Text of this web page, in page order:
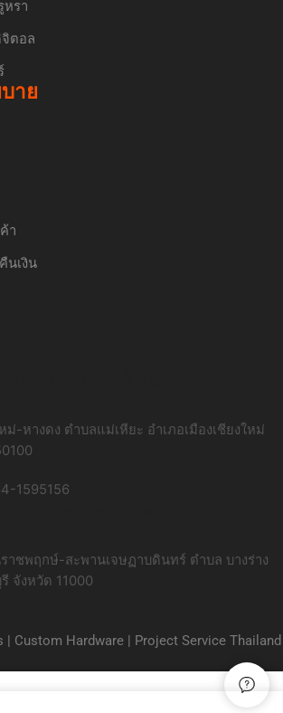
รา
ตอล
าย
า
นเงิน
ม่-หางดง ตำบลแม่เหียะ อำเภอเมืองเชียงใหม่
1595156
าชพฤกษ์-สะพานเจษฏาบดินทร์ ตำบล บางร่าง
จังหวัด 11000
| Custom Hardware | Project Service Thailand